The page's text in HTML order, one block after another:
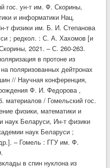
гос. ун-т им. Ф. Скорины,
и информатики Нац.
т физики им. Б. И. Степанова
; редкол. : С. А. Хахомов [и
2021. – С. 260-263.
в протоне из
поляризованных дейтронах
// Научная конференция,
Ф. И. Федорова ,
материалов / Гомельский гос.
физики, математики и
наук Беларуси, Ин-т физики
наук Беларуси ;
– Гомель : ГГУ им. Ф.
в спин нуклона из